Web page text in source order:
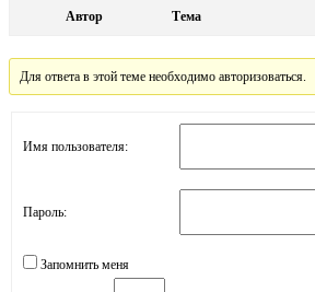
Автор Тема
Для ответа в этой теме необходимо авторизоваться.
Имя пользователя:
Пароль:
Запомнить меня